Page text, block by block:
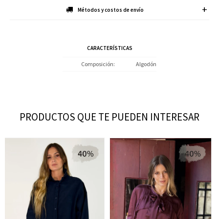
Métodos y costos de envío
CARACTERÍSTICAS
Composición Algodón
PRODUCTOS QUE TE PUEDEN INTERESAR